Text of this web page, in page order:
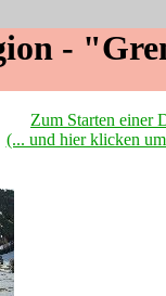
-
Zum Starten einer
(... und hier klicken